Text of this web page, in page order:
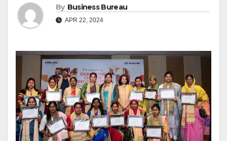
By Business Bureau
APR 22, 2024